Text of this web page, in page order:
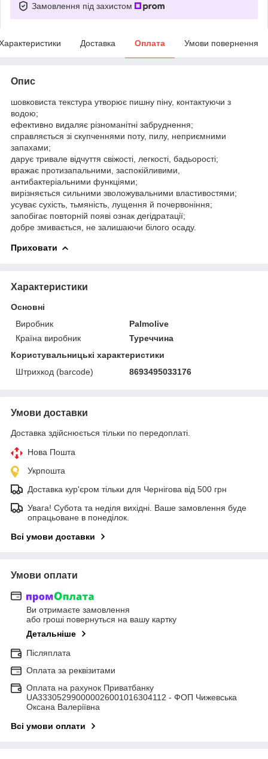
Замовлення під захистом
Доставка Оплата Умови повернення
Опис
шовковиста текстура утворює пишну піну, контактуючи з
водою;
ефективно видаляє різноманітні забруднення;
справляється зі скупченнями поту, пилу, неприємними
запахами;
дарує тривале відчуття свіжості, легкості, бадьорості;
вражає протизапальними, заспокійливими,
антибактеріальними функціями;
вирізняється сильними зволожувальними властивостями;
усуває сухість, тьмяність, лущення й почервоніння;
запобігає повторній появі ознак дегідратації;
добре змивається, не залишаючи білого осаду.
Приховати
Характеристики
Основні
Виробник
Palmolive
Країна виробник
Туреччина
Користувальницькі характеристики
Штрихкод (barcode)
8693495033176
Умови доставки
Доставка здійснюється тільки по передоплаті.
Нова Пошта
Укрпошта
Доставка кур'єром тільки для Чернігова від 500 грн
Увага! Субота та неділя вихідні. Ваше замовлення буде
опрацьоване в понеділок.
Всі умови доставки
Умови оплати
Ви отримаєте замовлення
або гроші повернуться на вашу картку
Детальніше
Післяплата
Оплата за реквізитами
Оплата на рахунок Приватбанку
UA333052990000026001016304112 - ФОП Чижевська
Оксана Валеріївна
Всі умови оплати